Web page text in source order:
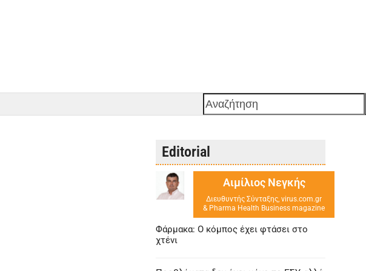
Αναζήτηση
Editorial
Αιμίλιος Νεγκής
Διευθυντής Σύνταξης, virus.com.gr
& Pharma Health Business magazine
Φάρμακα: Ο κόμπος έχει φτάσει στο
χτένι